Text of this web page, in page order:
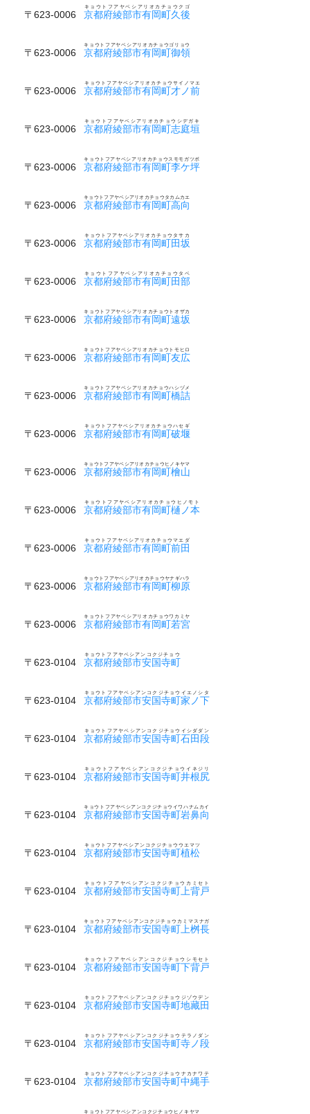
〒623-0006 京都府綾部市有岡町久後
キョウトフアヤベシアリオカチョウクゴ
〒623-0006 京都府綾部市有岡町御領
キョウトフアヤベシアリオカチョウゴリョウ
〒623-0006 京都府綾部市有岡町才ノ前
キョウトフアヤベシアリオカチョウサイノマエ
〒623-0006 京都府綾部市有岡町志庭垣
キョウトフアヤベシアリオカチョウシデガキ
〒623-0006 京都府綾部市有岡町李ケ坪
キョウトフアヤベシアリオカチョウスモモガツボ
〒623-0006 京都府綾部市有岡町高向
キョウトフアヤベシアリオカチョウタカムカエ
〒623-0006 京都府綾部市有岡町田坂
キョウトフアヤベシアリオカチョウタサカ
〒623-0006 京都府綾部市有岡町田部
キョウトフアヤベシアリオカチョウタベ
〒623-0006 京都府綾部市有岡町遠坂
キョウトフアヤベシアリオカチョウトオザカ
〒623-0006 京都府綾部市有岡町友広
キョウトフアヤベシアリオカチョウトモヒロ
〒623-0006 京都府綾部市有岡町橋詰
キョウトフアヤベシアリオカチョウハシヅメ
〒623-0006 京都府綾部市有岡町破堰
キョウトフアヤベシアリオカチョウハセギ
〒623-0006 京都府綾部市有岡町檜山
キョウトフアヤベシアリオカチョウヒノキヤマ
〒623-0006 京都府綾部市有岡町樋ノ本
キョウトフアヤベシアリオカチョウヒノモト
〒623-0006 京都府綾部市有岡町前田
キョウトフアヤベシアリオカチョウマエダ
〒623-0006 京都府綾部市有岡町柳原
キョウトフアヤベシアリオカチョウヤナギハラ
〒623-0006 京都府綾部市有岡町若宮
キョウトフアヤベシアリオカチョウワカミヤ
〒623-0104 京都府綾部市安国寺町
キョウトフアヤベシアンコクジチョウ
〒623-0104 京都府綾部市安国寺町家ノ下
キョウトフアヤベシアンコクジチョウイエノシタ
〒623-0104 京都府綾部市安国寺町石田段
キョウトフアヤベシアンコクジチョウイシダダン
〒623-0104 京都府綾部市安国寺町井根尻
キョウトフアヤベシアンコクジチョウイネジリ
〒623-0104 京都府綾部市安国寺町岩鼻向
キョウトフアヤベシアンコクジチョウイワハナムカイ
〒623-0104 京都府綾部市安国寺町植松
キョウトフアヤベシアンコクジチョウウエマツ
〒623-0104 京都府綾部市安国寺町上背戸
キョウトフアヤベシアンコクジチョウカミセト
〒623-0104 京都府綾部市安国寺町上桝長
キョウトフアヤベシアンコクジチョウカミマスナガ
〒623-0104 京都府綾部市安国寺町下背戸
キョウトフアヤベシアンコクジチョウシモセト
〒623-0104 京都府綾部市安国寺町地藏田
キョウトフアヤベシアンコクジチョウジゾウデン
〒623-0104 京都府綾部市安国寺町寺ノ段
キョウトフアヤベシアンコクジチョウテラノダン
〒623-0104 京都府綾部市安国寺町中縄手
キョウトフアヤベシアンコクジチョウナカナワテ
キョウトフアヤベシアンコクジチョウヒノキヤマ